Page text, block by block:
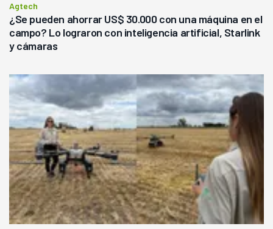
Agtech
¿Se pueden ahorrar US$ 30.000 con una máquina en el
campo? Lo lograron con inteligencia artificial, Starlink
y cámaras